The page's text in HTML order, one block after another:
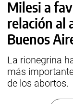
Milesi a
relación al
Buenos
La rionegrina
más
de los abortos.